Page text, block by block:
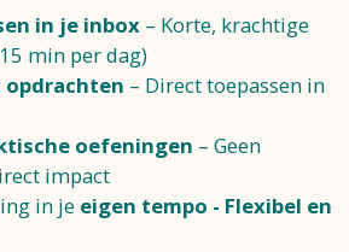
in je inbox– Korte, krachtige
min per dag)
opdrachten – Direct toepassen in
oefeningen – Geen
impact
in je eigen tempo - Flexibel en